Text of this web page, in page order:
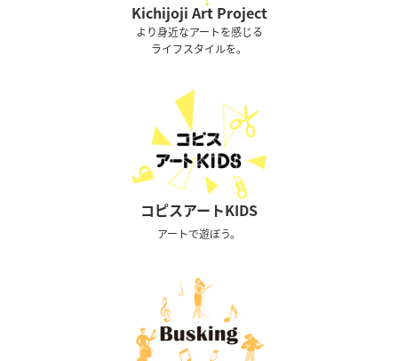
Kichijoji Art Project
より身近なアートを感じる
ライフスタイルを。
コピスアートKIDS
アートで遊ぼう。